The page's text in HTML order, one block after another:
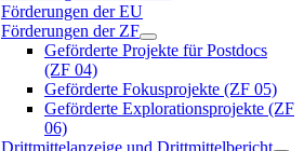
Förderungen der EU
Förderungen der ZF
Geförderte Projekte für Postdocs
(ZF 04)
Geförderte Fokusprojekte (ZF 05)
Geförderte Explorationsprojekte (ZF
06)
Drittmittelanzeige und Drittmittelbericht